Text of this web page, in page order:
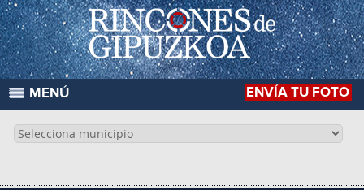
ENVÍA TU FOTO
MENÚ